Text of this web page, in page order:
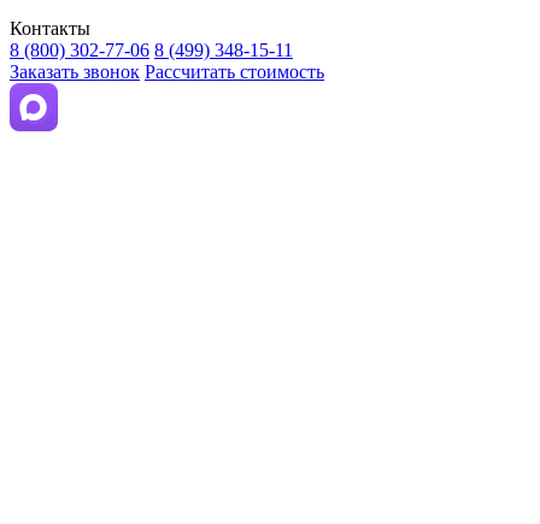
Контакты
8 (800) 302-77-06 8 (499) 348-15-11
Заказать звонок Рассчитать стоимость